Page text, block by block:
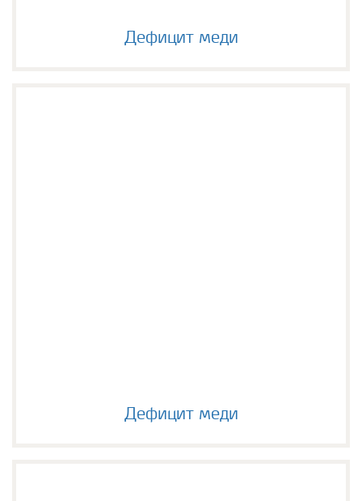
Дефицит меди
Дефицит меди
Дефицит меди
Дефицит меди